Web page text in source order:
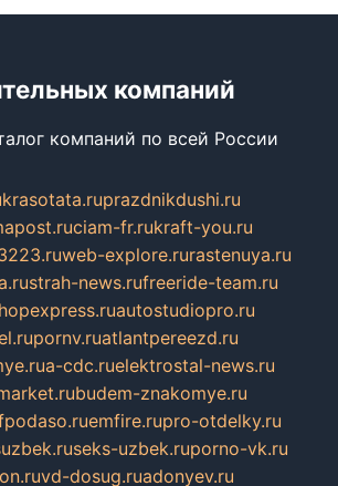
компаний
компаний по всей России
krasotata.ruprazdnikdushi.ru
ciam-fr.rukraft-you.ru
web-explore.rurastenuya.ru
strah-news.rufreeride-team.ru
autostudiopro.ru
pornv.ruatlantpereezd.ru
a-cdc.ruelektrostal-news.ru
budem-znakomye.ru
emfire.rupro-otdelky.ru
seks-uzbek.ruporno-vk.ru
vd-dosug.ruadonyev.ru